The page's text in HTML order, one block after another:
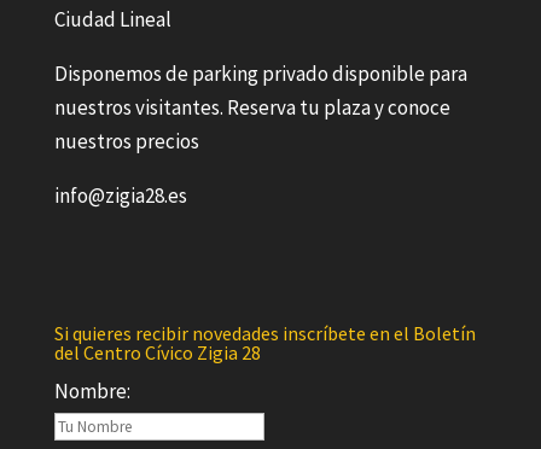
Ciudad Lineal
Disponemos de parking privado disponible para
nuestros visitantes. Reserva tu plaza y conoce
nuestros precios
info@zigia28.es
Si quieres recibir novedades inscríbete en el Boletín
del Centro Cívico Zigia 28
Nombre: